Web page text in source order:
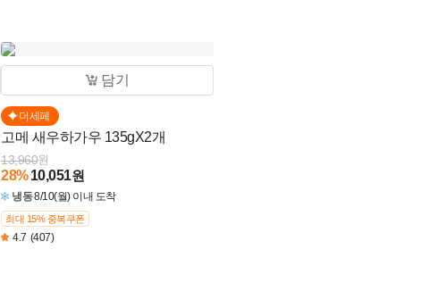
담기
더세페
고메 새우하가우 135gX2개
28% 10,051원
13,960원
냉동8/10(월) 이내 도착
최대 15% 중복쿠폰
4.7 (407)